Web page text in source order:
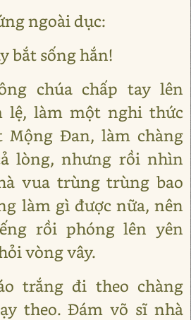
ngoài dục:
bắt sống hắn!
chúa chấp tay lên
lệ, làm một nghi thức
Ðan, làm chàng
lòng, nhưng rồi nhìn
vua trùng trùng bao
làm gì được nữa, nên
rồi phóng lên yên
vòng vây.
trắng đi theo chàng
theo. Ðám võ sĩ nhà